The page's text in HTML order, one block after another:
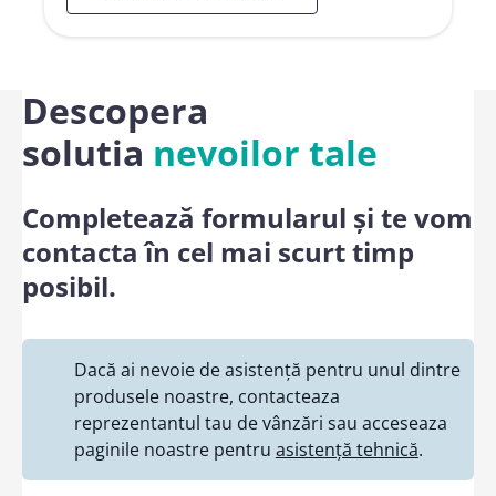
Descopera
solutia nevoilor tale
Completează formularul și te vom
contacta în cel mai scurt timp
posibil.
Dacă ai nevoie de asistență pentru unul dintre
produsele noastre, contacteaza
reprezentantul tau de vânzări sau acceseaza
paginile noastre pentru asistență tehnică.